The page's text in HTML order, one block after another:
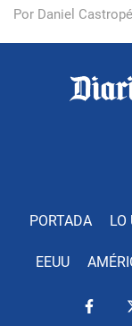
Por Daniel Castropé
PORTADA LO
EEUU